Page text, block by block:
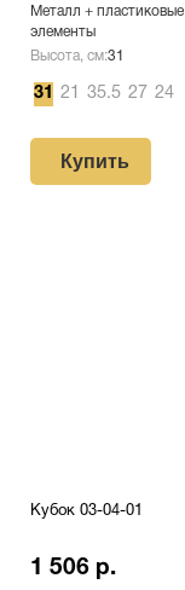
Металл + пластиковые
элементы
Высота, см:31
31 21 35.5 27 24
Купить
Кубок 03-04-01
1 506 р.